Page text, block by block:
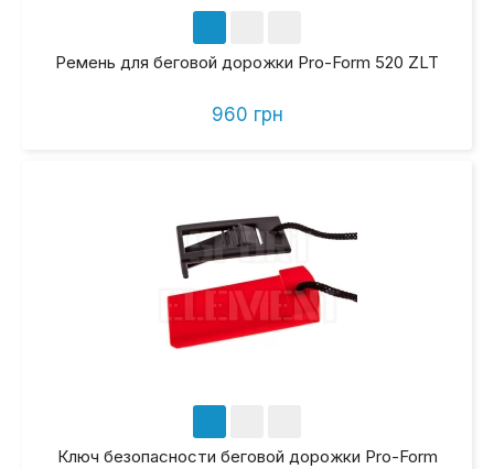
Ремень для беговой дорожки Pro-Form 520 ZLT
960 грн
Ключ безопасности беговой дорожки Pro-Form